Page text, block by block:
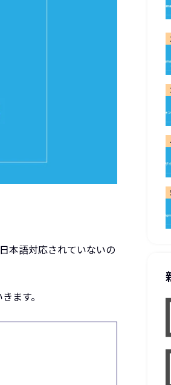
本語対応されていないの
ます。